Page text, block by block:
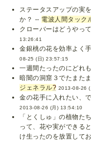
ステータスアップの実
か？ -- 電波人間タック
クローバーはどうやっ
13:26:41
金銀桃の花を効率よく
08-25 (日) 23:57:15
一週間たったのにどれ
暗闇の洞窟３でたまた
ジェネラル? 2013-08-26
金の花手に入れたい、
2013-08-26 (月) 13:54:10
「とくしゅ」の植物た
って、花や実ができる
け生ったのを放置して